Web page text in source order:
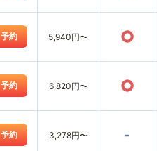
予約 5,940円〜 ○
予約 6,820円〜 ○
予約 3,278円〜 -